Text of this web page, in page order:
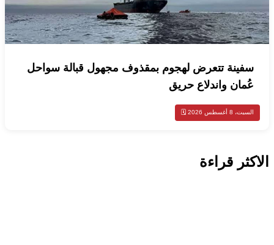
سفينة تتعرض لهجوم بمقذوف مجهول قبالة سواحل
عُمان واندلاع حريق
السبت، 8 أغسطس 2026 🗓️
الاكثر قراءة